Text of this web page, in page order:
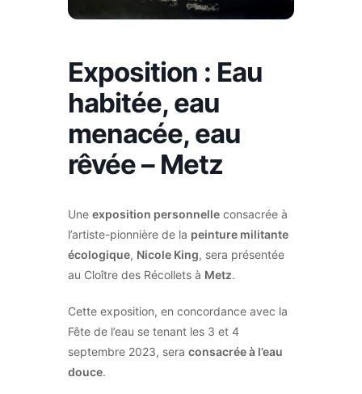
Exposition : Eau
habitée, eau
menacée, eau
rêvée – Metz
Une exposition personnelle consacrée à
l’artiste-pionnière de la peinture militante
écologique, Nicole King, sera présentée
au Cloître des Récollets à Metz.
Cette exposition, en concordance avec la
Fête de l’eau se tenant les 3 et 4
septembre 2023, sera consacrée à l’eau
douce.